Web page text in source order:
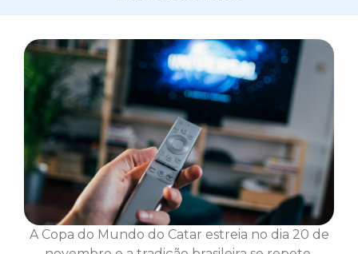
A Copa do Mundo do Catar estreia no dia 20 de